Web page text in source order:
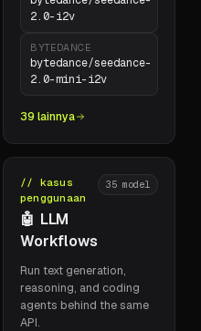
2.0-i2v
BYTEDANCE
bytedance/seedance-
2.0-mini-i2v
39 lainnya
// kasus
penggunaan
🤖 LLM
Workflows
35 model
Run text generation,
reasoning, and coding
agents behind the same
API.